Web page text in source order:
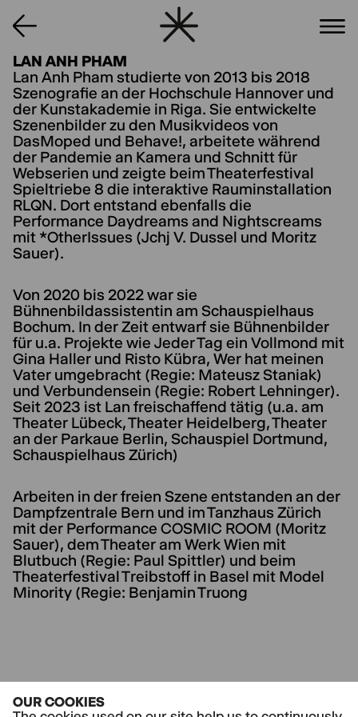
OUR COOKIES
LAN ANH PHAM
Lan Anh Pham studierte von 2013 bis 2018
Szenografie an der Hochschule Hannover und
der Kunstakademie in Riga. Sie entwickelte
Szenenbilder zu den Musikvideos von
DasMoped und Behave!, arbeitete während
der Pandemie an Kamera und Schnitt für
Webserien und zeigte beim Theaterfestival
Spieltriebe 8 die interaktive Rauminstallation
RLQN. Dort entstand ebenfalls die
Performance Daydreams and Nightscreams
mit *OtherIssues (Jchj V. Dussel und Moritz
Sauer).
Von 2020 bis 2022 war sie
Bühnenbildassistentin am Schauspielhaus
Bochum. In der Zeit entwarf sie Bühnenbilder
für u.a. Projekte wie Jeder Tag ein Vollmond mit
Gina Haller und Risto Kübra, Wer hat meinen
Vater umgebracht (Regie: Mateusz Staniak)
und Verbundensein (Regie: Robert Lehninger).
Seit 2023 ist Lan freischaffend tätig (u.a. am
Theater Lübeck, Theater Heidelberg, Theater
an der Parkaue Berlin, Schauspiel Dortmund,
Schauspielhaus Zürich)
Arbeiten in der freien Szene entstanden an der
Dampfzentrale Bern und im Tanzhaus Zürich
mit der Performance COSMIC ROOM (Moritz
Sauer), dem Theater am Werk Wien mit
Blutbuch (Regie: Paul Spittler) und beim
Theaterfestival Treibstoff in Basel mit Model
Minority (Regie: Benjamin Truong
KAPUTT, LIEBEN